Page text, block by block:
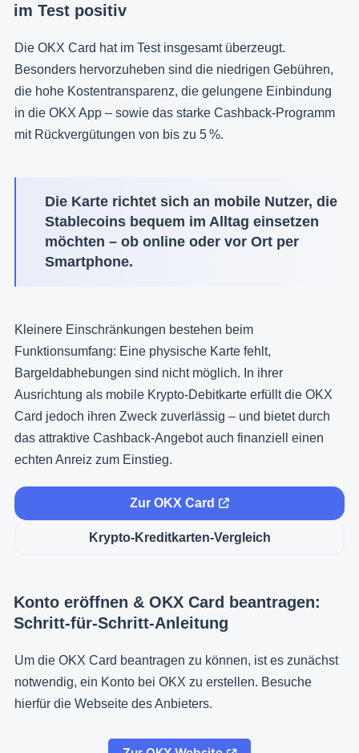
im Test positiv
Die OKX Card hat im Test insgesamt überzeugt.
Besonders hervorzuheben sind die niedrigen Gebühren,
die hohe Kostentransparenz, die gelungene Einbindung
in die OKX App – sowie das starke Cashback-Programm
mit Rückvergütungen von bis zu 5 %.
Die Karte richtet sich an mobile Nutzer, die
Stablecoins bequem im Alltag einsetzen
möchten – ob online oder vor Ort per
Smartphone.
Kleinere Einschränkungen bestehen beim
Funktionsumfang: Eine physische Karte fehlt,
Bargeldabhebungen sind nicht möglich. In ihrer
Ausrichtung als mobile Krypto-Debitkarte erfüllt die OKX
Card jedoch ihren Zweck zuverlässig – und bietet durch
das attraktive Cashback-Angebot auch finanziell einen
echten Anreiz zum Einstieg.
Zur OKX Card
Krypto-Kreditkarten-Vergleich
Konto eröffnen & OKX Card beantragen:
Schritt-für-Schritt-Anleitung
Um die OKX Card beantragen zu können, ist es zunächst
notwendig, ein Konto bei OKX zu erstellen. Besuche
hierfür die Webseite des Anbieters.